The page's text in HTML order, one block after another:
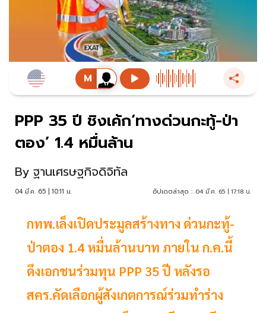
PPP 35 ปี ชิงเค้ก‘ทางด่วนกะทู้-ป่า
ตอง’ 1.4 หมื่นล้าน
By ฐานเศรษฐกิจดิจิทัล
04 มี.ค. 65 | 10:11 น. อัปเดตล่าสุด : 04 มี.ค. 65 | 17:18 น.
กทพ.เล็งเปิดประมูลสร้างทาง ด่วนกะทู้-
ป่าตอง 1.4 หมื่นล้านบาท ภายใน ก.ค.นี้
ดึงเอกชนร่วมทุน PPP 35 ปี หลังรอ
สคร.คัดเลือกผู้สังเกตการณ์ร่วมทำร่าง